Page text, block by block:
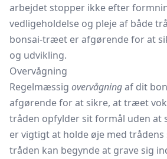
arbejdet stopper ikke efter
vedligeholdelse og pleje af både
bonsai-træet er afgørende for at
og udvikling.
Overvågning
Regelmæssig overvågningaf dit
afgørende for at sikre, at træet
tråden opfylder sit formål uden at
er vigtigt at holde øje med trådens
tråden kan begynde at grave sig